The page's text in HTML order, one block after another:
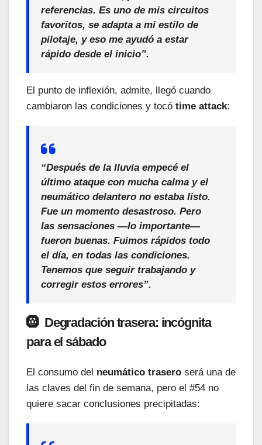
referencias. Es uno de mis circuitos
favoritos, se adapta a mi estilo de
pilotaje, y eso me ayudó a estar
rápido desde el inicio”.
El punto de inflexión, admite, llegó cuando
cambiaron las condiciones y tocó time attack:
“Después de la lluvia empecé el
último ataque con mucha calma y el
neumático delantero no estaba listo.
Fue un momento desastroso. Pero
las sensaciones —lo importante—
fueron buenas. Fuimos rápidos todo
el día, en todas las condiciones.
Tenemos que seguir trabajando y
corregir estos errores”.
🛞 Degradación trasera: incógnita
para el sábado
El consumo del neumático trasero será una de
las claves del fin de semana, pero el #54 no
quiere sacar conclusiones precipitadas: